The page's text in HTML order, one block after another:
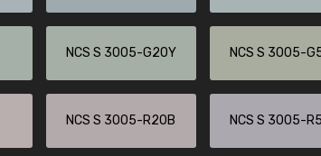
NCS S 3005-G20Y NCS S 3005-
NCS S 3005-R20B NCS S 3005-